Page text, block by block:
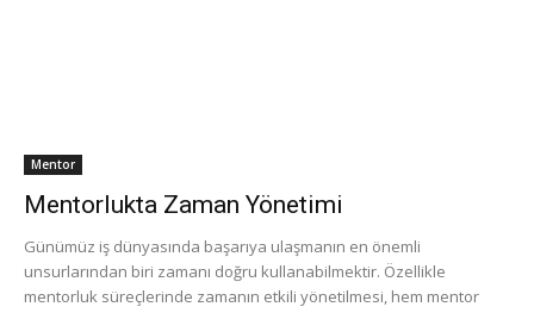
Mentor
Mentorlukta Zaman Yönetimi
Günümüz iş dünyasında başarıya ulaşmanın en önemli
unsurlarından biri zamanı doğru kullanabilmektir. Özellikle
mentorluk süreçlerinde zamanın etkili yönetilmesi, hem mentor